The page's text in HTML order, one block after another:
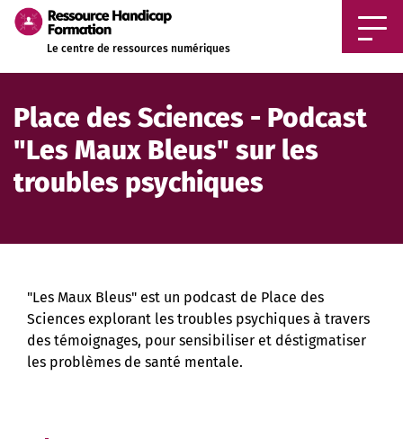
Le centre de ressources numériques
Place des Sciences - Podcast
"Les Maux Bleus" sur les
troubles psychiques
"Les Maux Bleus" est un podcast de Place des
Sciences explorant les troubles psychiques à travers
des témoignages, pour sensibiliser et déstigmatiser
les problèmes de santé mentale.